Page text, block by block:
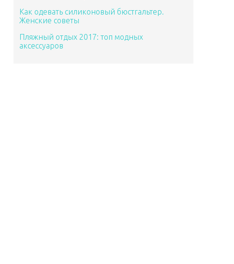
Как одевать силиконовый бюстгальтер.
Женские советы
Пляжный отдых 2017: топ модных
аксессуаров